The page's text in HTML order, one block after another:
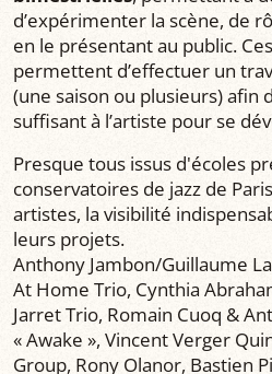
d’expérimenter la scène, de
en le présentant au public.
permettent d’effectuer un
(une saison ou plusieurs) afin
suffisant à l’artiste pour se
Presque tous issus d'écoles
conservatoires de jazz de
artistes, la visibilité
leurs projets.
Anthony Jambon/Guillaume
At Home Trio, Cynthia
Jarret Trio, Romain Cuoq &
« Awake », Vincent Verger
Group, Rony Olanor, Bastien